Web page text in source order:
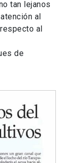
tan lejanos
al
al
de